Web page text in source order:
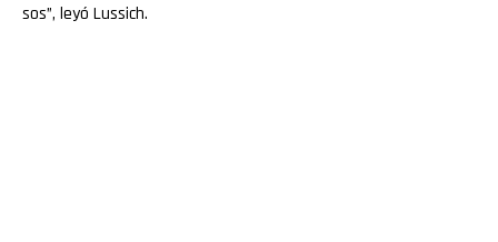
sos”, leyó Lussich.